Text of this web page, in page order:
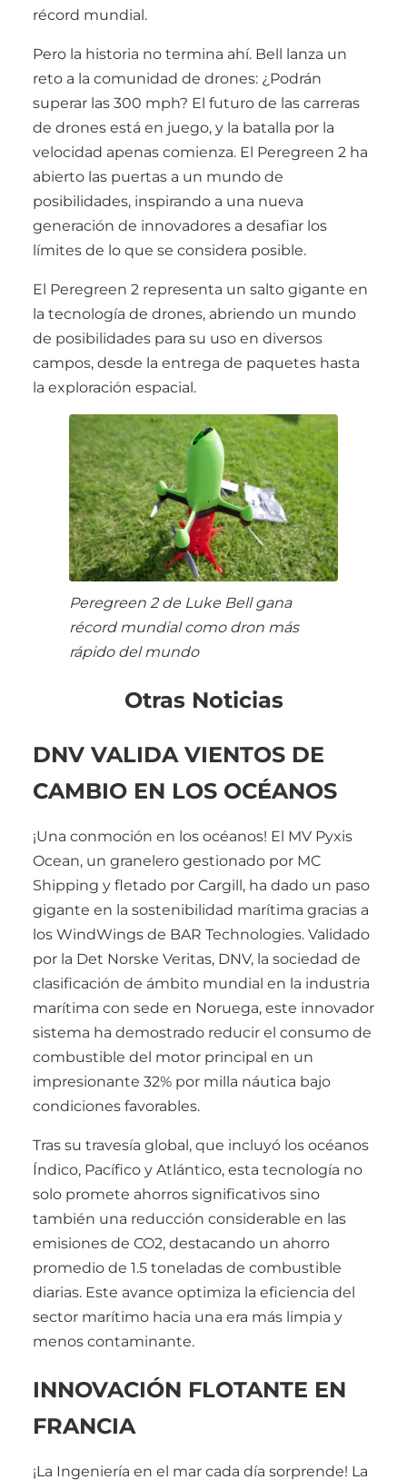
récord mundial.
Pero la historia no termina ahí. Bell lanza un
reto a la comunidad de drones: ¿Podrán
superar las 300 mph? El futuro de las carreras
de drones está en juego, y la batalla por la
velocidad apenas comienza. El Peregreen 2 ha
abierto las puertas a un mundo de
posibilidades, inspirando a una nueva
generación de innovadores a desafiar los
límites de lo que se considera posible.
El Peregreen 2 representa un salto gigante en
la tecnología de drones, abriendo un mundo
de posibilidades para su uso en diversos
campos, desde la entrega de paquetes hasta
la exploración espacial.
Peregreen 2 de Luke Bell gana
récord mundial como dron más
rápido del mundo
Otras Noticias
DNV VALIDA VIENTOS DE
CAMBIO EN LOS OCÉANOS
¡Una conmoción en los océanos! El MV Pyxis
Ocean, un granelero gestionado por MC
Shipping y fletado por Cargill, ha dado un paso
gigante en la sostenibilidad marítima gracias a
los WindWings de BAR Technologies. Validado
por la Det Norske Veritas, DNV, la sociedad de
clasificación de ámbito mundial en la industria
marítima con sede en Noruega, este innovador
sistema ha demostrado reducir el consumo de
combustible del motor principal en un
impresionante 32% por milla náutica bajo
condiciones favorables.
Tras su travesía global, que incluyó los océanos
Índico, Pacífico y Atlántico, esta tecnología no
solo promete ahorros significativos sino
también una reducción considerable en las
emisiones de CO2, destacando un ahorro
promedio de 1.5 toneladas de combustible
diarias. Este avance optimiza la eficiencia del
sector marítimo hacia una era más limpia y
menos contaminante.
INNOVACIÓN FLOTANTE EN
FRANCIA
¡La Ingeniería en el mar cada día sorprende! La